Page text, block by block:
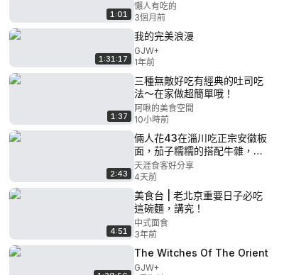
1:01
懶人有吃的
3個月前
1:31:17
我的完美浪漫
GJW+
1年前
1:37
三種無敵好吃有經典的吐司吃
法～在家做超簡單哦！
阿啾的美食空間
10小時前
2:43
倆人花43在淄川吃正宗安徽板
面，茄子糯糯的搭配牛雜，你
就吃吧！
天涯食客好分享
4天前
4:51
美食台 | 老北京重要日子必吃
這碗麵，講究！
中式面食
3年前
The Witches Of The Orient
GJW+